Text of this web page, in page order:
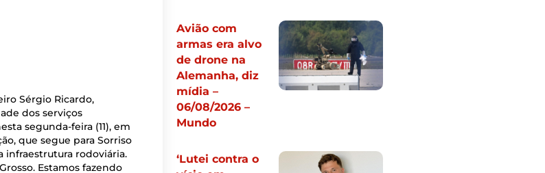
Sérgio Ricardo,
dos serviços
segunda-feira (11), em
que segue para Sorriso
infraestrutura rodoviária.
Estamos fazendo
Avião com
armas era alvo
de drone na
Alemanha, diz
mídia –
06/08/2026 –
Mundo
‘Lutei contra o